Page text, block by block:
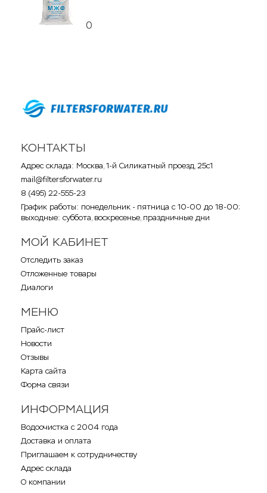
0
КОНТАКТЫ
Адрес склада: Москва, 1-й Силикатный проезд, 25с1
mail@filtersforwater.ru
8 (495) 22-555-23
График работы: понедельник - пятница с 10-00 до 18-00;
выходные: суббота, воскресенье, праздничные дни
МОЙ КАБИНЕТ
Отследить заказ
Отложенные товары
Диалоги
МЕНЮ
Прайс-лист
Новости
Отзывы
Карта сайта
Форма связи
ИНФОРМАЦИЯ
Водоочистка с 2004 года
Доставка и оплата
Приглашаем к сотрудничеству
Адрес склада
О компании